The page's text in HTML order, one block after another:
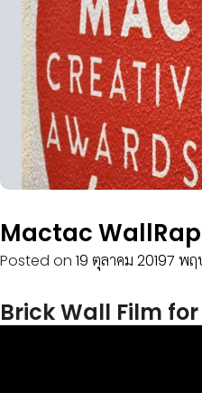
Mactac WallRap
Posted on 19 ตุลาคม 20197 พฤ
Brick Wall Film